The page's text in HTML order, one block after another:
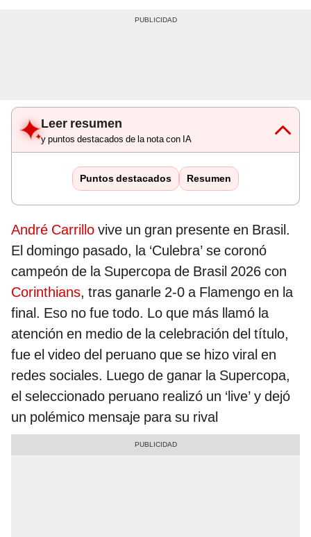
Leer resumen
y puntos destacados de la nota con IA
Puntos destacados Resumen
André Carrillo vive un gran presente en Brasil.
El domingo pasado, la ‘Culebra’ se coronó
campeón de la Supercopa de Brasil 2026 con
Corinthians, tras ganarle 2-0 a Flamengo en la
final. Eso no fue todo. Lo que más llamó la
atención en medio de la celebración del título,
fue el video del peruano que se hizo viral en
redes sociales. Luego de ganar la Supercopa,
el seleccionado peruano realizó un ‘live’ y dejó
un polémico mensaje para su rival